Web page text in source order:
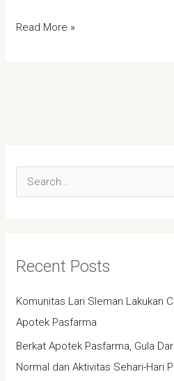
Read More »
c
r
:
Recent Posts
Komunitas Lari Sleman Lakukan
Apotek Pasfarma
Berkat Apotek Pasfarma, Gula
Normal dan Aktivitas Sehari-Hari